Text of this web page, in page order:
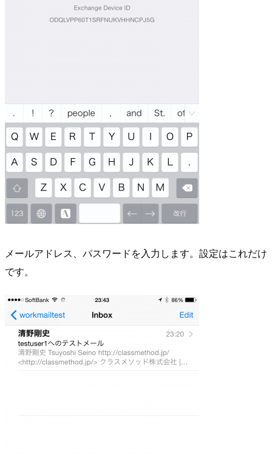
メールアドレス、パスワードを入力します。設定はこれだけ
です。